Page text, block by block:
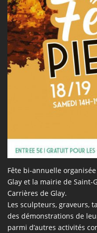
Fête bi-annuelle
Glay et la mairie de
Carrières de Glay.
Les sculpteurs, graveurs,
des démonstrations de
parmi d’autres activités